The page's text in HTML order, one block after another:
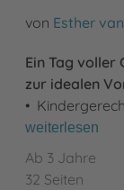
von Esther
Ein Tag voller
zur idealen
•
weiterlesen
Ab 3 Jahre
32 Seiten